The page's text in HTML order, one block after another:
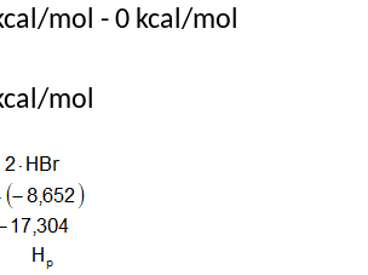
mol - 0 kcal/mol
mol